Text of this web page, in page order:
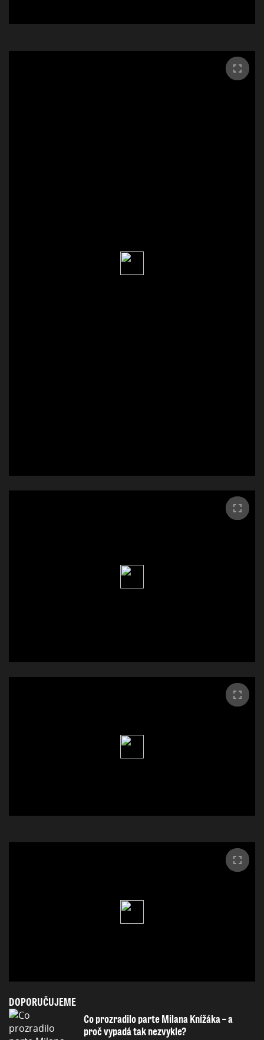
DOPORUČUJEME
Co prozradilo parte Milana Knížáka – a
proč vypadá tak nezvykle?